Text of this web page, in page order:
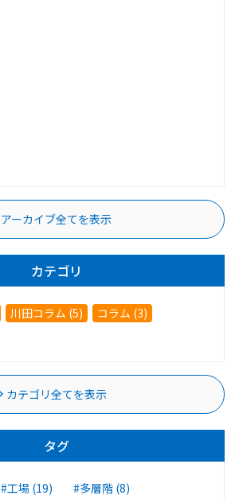
アーカイブ全てを表示
カテゴリ
川田コラム (5)
コラム (3)
カテゴリ全てを表示
タグ
#工場 (19)
#多層階 (8)